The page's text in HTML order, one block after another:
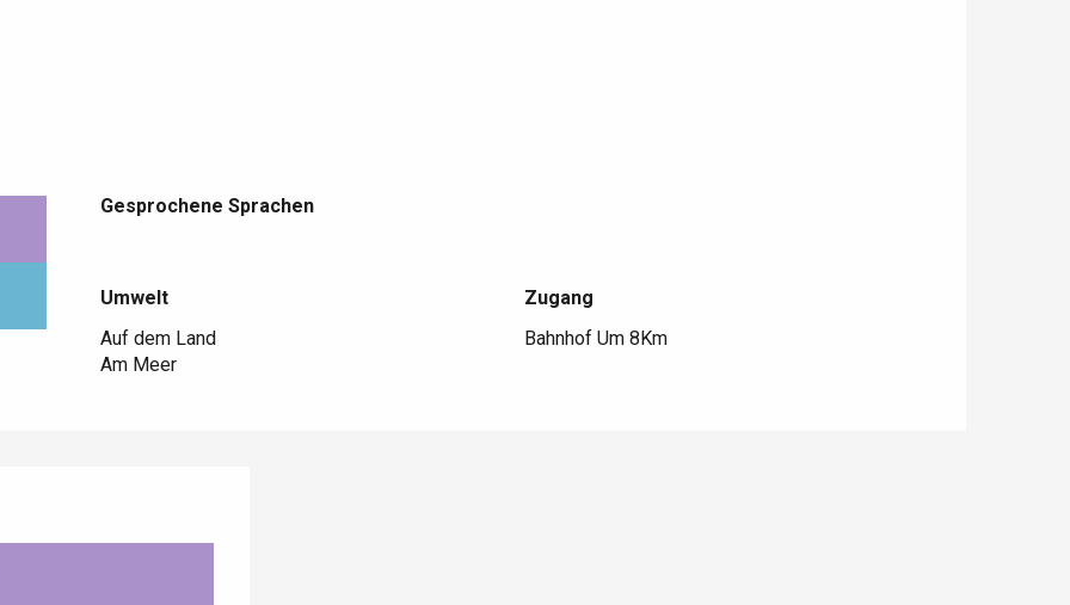
Gesprochene Sprachen
Gesprochene Sprachen
Umwelt
Umwelt
Auf dem Land
Am Meer
Zugang
Zugang
Bahnhof Um 8Km